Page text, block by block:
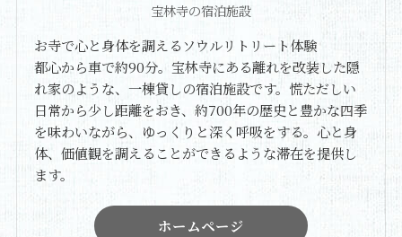
宝林寺の宿泊施設
お寺で心と身体を調えるソウルリトリート体験
都心から車で約90分。宝林寺にある離れを改装した隠
れ家のような、一棟貸しの宿泊施設です。慌ただしい
日常から少し距離をおき、約700年の歴史と豊かな四季
を味わいながら、ゆっくりと深く呼吸をする。心と身
体、価値観を調えることができるような滞在を提供し
ます。
ホームページ